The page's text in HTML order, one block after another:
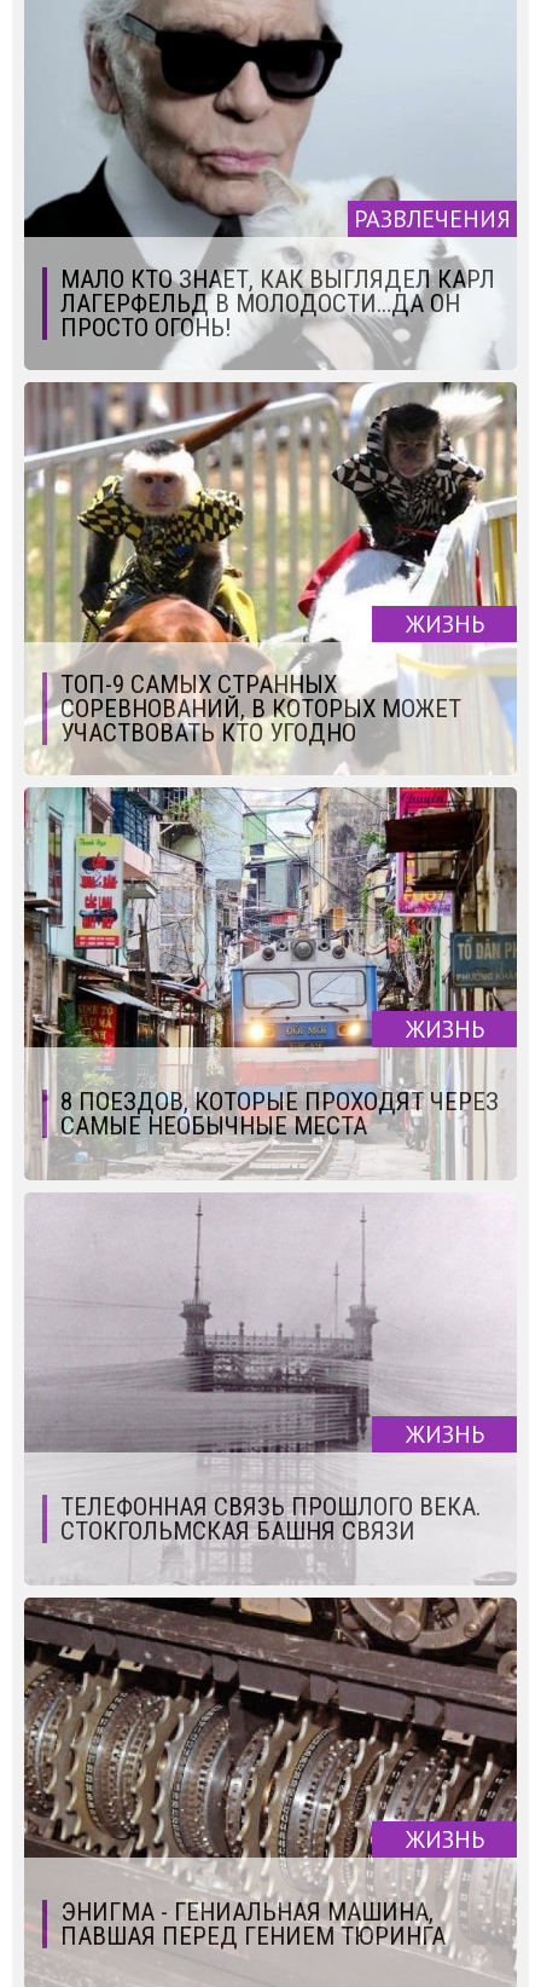
РАЗВЛЕЧЕНИЯ
МАЛО КТО ЗНАЕТ, КАК ВЫГЛЯДЕЛ КАРЛ
ЛАГЕРФЕЛЬД В МОЛОДОСТИ…ДА ОН
ПРОСТО ОГОНЬ!
ЖИЗНЬ
ТОП-9 САМЫХ СТРАННЫХ
СОРЕВНОВАНИЙ, В КОТОРЫХ МОЖЕТ
УЧАСТВОВАТЬ КТО УГОДНО
ЖИЗНЬ
8 ПОЕЗДОВ, КОТОРЫЕ ПРОХОДЯТ ЧЕРЕЗ
САМЫЕ НЕОБЫЧНЫЕ МЕСТА
ЖИЗНЬ
ТЕЛЕФОННАЯ СВЯЗЬ ПРОШЛОГО ВЕКА.
СТОКГОЛЬМСКАЯ БАШНЯ СВЯЗИ
ЖИЗНЬ
ЭНИГМА - ГЕНИАЛЬНАЯ МАШИНА,
ПАВШАЯ ПЕРЕД ГЕНИЕМ ТЮРИНГА